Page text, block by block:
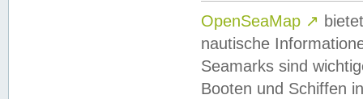
OpenSeaMap ↗
nautische
Seamarks sind
Booten und Schiffen